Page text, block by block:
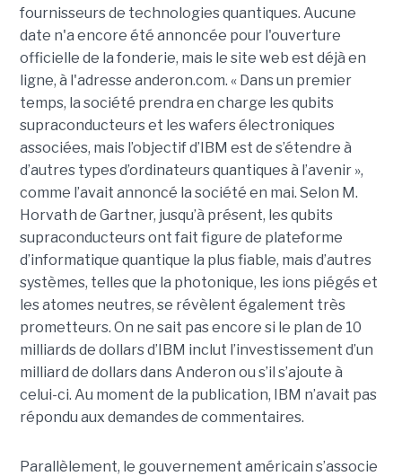
fournisseurs de technologies quantiques. Aucune
date n'a encore été annoncée pour l'ouverture
officielle de la fonderie, mais le site web est déjà en
ligne, à l'adresse anderon.com. « Dans un premier
temps, la société prendra en charge les qubits
supraconducteurs et les wafers électroniques
associées, mais l’objectif d’IBM est de s’étendre à
d’autres types d’ordinateurs quantiques à l’avenir »,
comme l’avait annoncé la société en mai. Selon M.
Horvath de Gartner, jusqu’à présent, les qubits
supraconducteurs ont fait figure de plateforme
d’informatique quantique la plus fiable, mais d’autres
systèmes, telles que la photonique, les ions piégés et
les atomes neutres, se révèlent également très
prometteurs. On ne sait pas encore si le plan de 10
milliards de dollars d’IBM inclut l’investissement d’un
milliard de dollars dans Anderon ou s’il s’ajoute à
celui-ci. Au moment de la publication, IBM n’avait pas
répondu aux demandes de commentaires.
Parallèlement, le gouvernement américain s’associe